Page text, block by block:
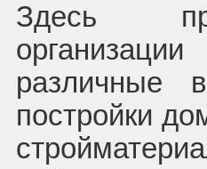
Здесь
различные
постройки